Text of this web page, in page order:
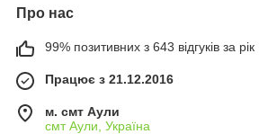
Про нас
99% позитивних з 643 відгуків за рік
Працює з 21.12.2016
м. смт Аули
смт Аули, Україна